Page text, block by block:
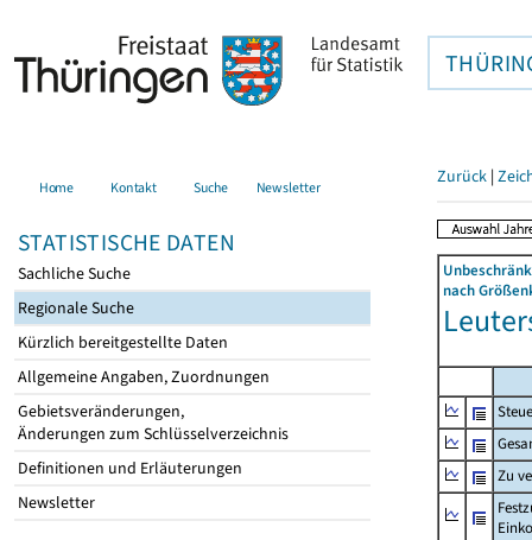
Home Kontakt Suche Newsletter
STATISTISCHE DATEN
Sachliche Suche
Regionale Suche
Kürzlich bereitgestellte Daten
Allgemeine Angaben, Zuordnungen
Gebietsveränderungen,
Änderungen zum Schlüsselverzeichnis
Definitionen und Erläuterungen
Newsletter
Zurück |
nach
Zu